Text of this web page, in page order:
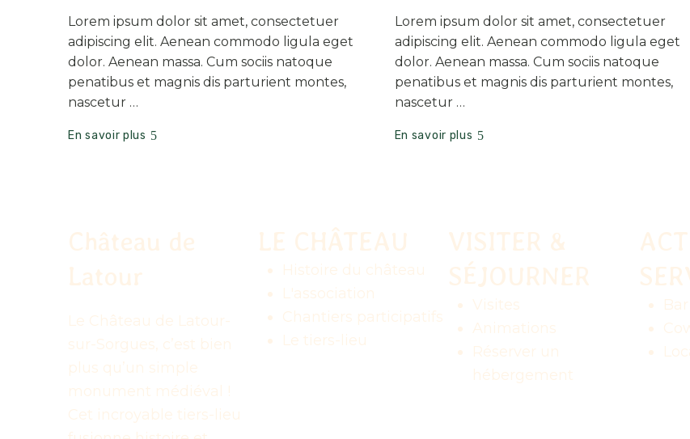
Lorem ipsum dolor sit amet, consectetuer
adipiscing elit. Aenean commodo ligula eget
dolor. Aenean massa. Cum sociis natoque
penatibus et magnis dis parturient montes,
nascetur …
En savoir plus
Lorem ipsum dolor sit amet, consectetuer
adipiscing elit. Aenean commodo ligula eget
dolor. Aenean massa. Cum sociis natoque
penatibus et magnis dis parturient montes,
nascetur …
En savoir plus
Château de
Latour
Le Château de Latour-
sur-Sorgues, c’est bien
plus qu’un simple
monument médiéval !
Cet incroyable tiers-lieu
LE CHÂTEAU
Histoire du château
L'association
Chantiers participatifs
Le tiers-lieu
VISITER &
SÉJOURNER
Visites
Animations
Réserver un
hébergement